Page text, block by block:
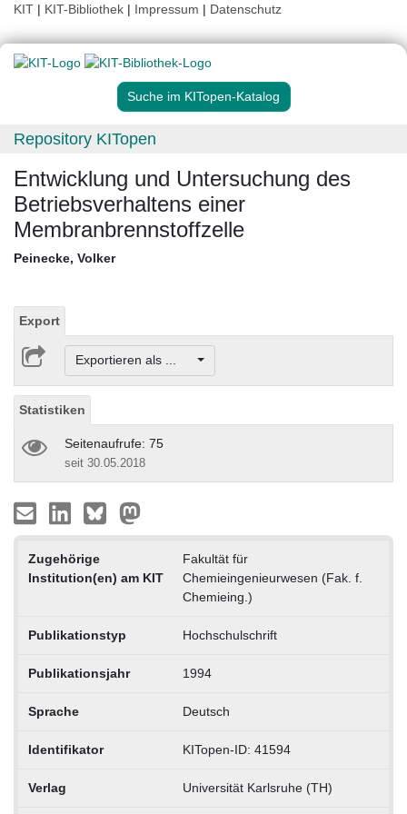
KIT | KIT-Bibliothek | Impressum | Datenschutz
Suche im KITopen-Katalog
Repository KITopen
Entwicklung und Untersuchung des
Betriebsverhaltens einer
Membranbrennstoffzelle
Peinecke, Volker
Export
Exportieren als ...
Statistiken
Seitenaufrufe: 75
seit 30.05.2018
Zugehörige
Institution(en) am KIT
Fakultät für
Chemieingenieurwesen (Fak. f.
Chemieing.)
Publikationstyp Hochschulschrift
Publikationsjahr 1994
Sprache Deutsch
Identifikator KITopen-ID: 41594
Verlag Universität Karlsruhe (TH)